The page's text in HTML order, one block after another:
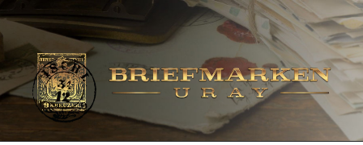
Zum
Inhalt
springen
Gehe zu ...